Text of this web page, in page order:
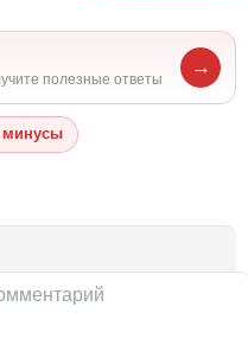
полезные ответы
→